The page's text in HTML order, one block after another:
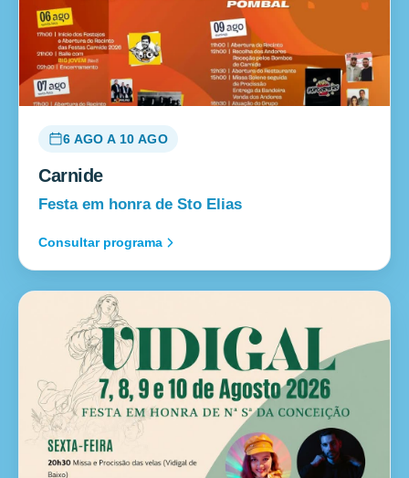
6 AGO A 10 AGO
Carnide
Festa em honra de Sto Elias
Consultar programa